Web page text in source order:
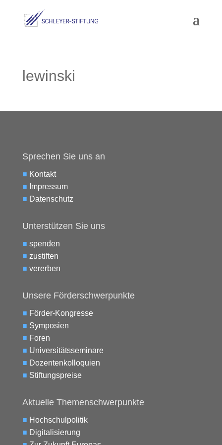
lewinski
Sprechen Sie uns an
■ Kontakt
■ Impressum
■ Datenschutz
Unterstützen Sie uns
■ spenden
■ zustiften
■ vererben
Unsere Förderschwerpunkte
■ Förder-Kongresse
■ Symposien
■ Foren
■ Universitätsseminare
■ Dozentenkolloquien
■ Stiftungspreise
Aktuelle Themenschwerpunkte
■ Hochschulpolitik
■ Digitalisierung